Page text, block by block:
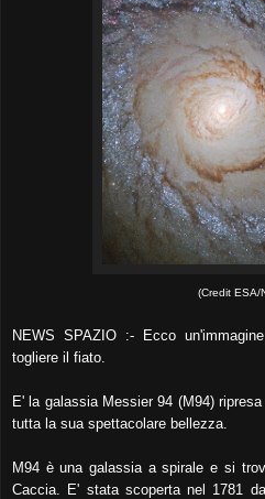
(Credit ESA/
NEWS SPAZIO :- Ecco
togliere il fiato.
E' la galassia Messier 94 (M94) ripresa
tutta la sua spettacolare bellezza.
M94 è una galassia a spirale e si
Caccia. E' stata scoperta nel 1781